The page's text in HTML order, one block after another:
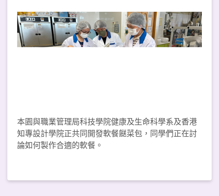
本園與職業管理局科技學院健康及生命科學系及香港
知專設計學院正共同開發軟餐餸菜包，同學們正在討
論如何製作合適的軟餐。